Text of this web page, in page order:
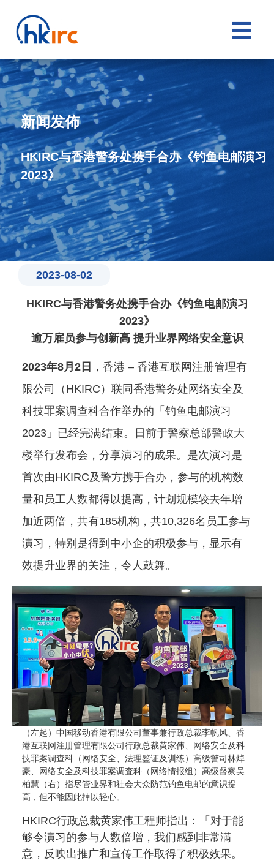

新闻发佈
HKIRC与香港警务处携手合办《钓鱼电邮演习
2023》
2023-08-02
HKIRC与香港警务处携手合办《钓鱼电邮演习
2023》
逾万雇员参与创新高 提升业界网络安全意识
2023年8月2日 ，香港 – 香港互联网注册管理有
限公司（HKIRC）联同香港警务处网络安全及
科技罪案调查科合作举办的「钓鱼电邮演习
2023」已经完满结束。日前于警察总部警政大
楼举行发布会，分享演习的成果。是次演习是
首次由HKIRC及警方携手合办，参与的机构数
量和员工人数都得以提高，计划规模较去年增
加近两倍，共有185机构，共10,326名员工参与
演习，特别是得到中小企的积极参与，显示有
效提升业界的关注，令人鼓舞。
（左起）中国移动香港有限公司董事兼行政总裁李帆风、香
港互联网注册管理有限公司行政总裁黄家伟、网络安全及科
技罪案调查科（网络安全、法理鉴证及训练）高级警司林焯
豪、网络安全及科技罪案调査科（网络情报组）高级督察吴
柏慧（右）指尽管业界和社会大众防范钓鱼电邮的意识提
高，但不能因此掉以轻心。
HKIRC行政总裁黄家伟工程师指出：「对于能
够令演习的参与人数倍增，我们感到非常满
意，反映出推广和宣传工作取得了积极效果。